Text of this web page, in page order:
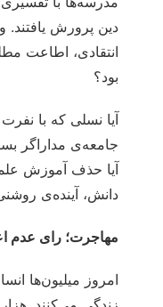
دین پرورش یافتند.
انتقادی، اطاعت
بود؟
آیا نسلی که با
جامعه‌ی مداراگر
آیا حذف آموزش
دانش، آینده‌ی
مهاجرت؛ رای عدم
امروز میلیون‌ها